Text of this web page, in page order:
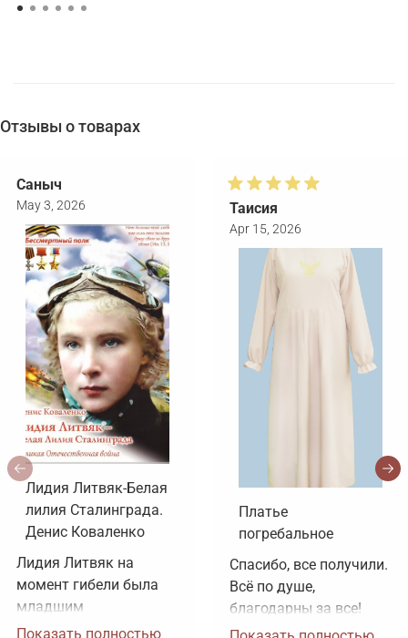
Отзывы о товарах
Саныч
May 3, 2026
Лидия Литвяк-Белая
лилия Сталинграда.
Денис Коваленко
Лидия Литвяк на
момент гибели была
младшим
лейтенантом.
Показать полностью
Таисия
Apr 15, 2026
Платье
погребальное
Спасибо, все получили.
Всё по душе,
благодарны за все!